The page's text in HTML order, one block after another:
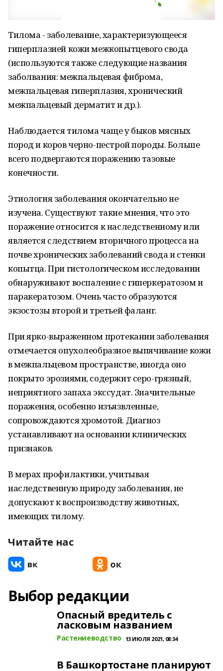
Тилома - заболевание, характеризующееся
гиперплазией кожи межкопытцевого свода
(используются также следующие названия
заболвания: межпальцевая фиброма,
межпальцевая гиперплазия, хронический
межпальцевый дерматит и др.).
Наблюдается тилома чаще у быков мясных
пород и коров черно-пестрой породы. Больше
всего подвергаются поражению тазовые
конечности.
Этиология заболевания окончательно не
изучена. Существуют такие мнения, что это
поражение относится к наследственному или
является следствием вторичного процесса на
почве хронических заболеваний свода и стенки
копытца. При гистологическом исследовании
обнаруживают воспаление с гиперкератозом и
паракератозом. Очень часто образуются
экзостозы второй и третьей фаланг.
При ярко-выраженном протекании заболевания
отмечается опухолеобразное выпячивание кожи
в межпальцевом пространстве, иногда оно
покрыто эрозиями, содержит серо-грязный,
неприятного запаха экссудат. Значительные
поражения, особенно изъязвленные,
сопровождаются хромотой. Диагноз
устанавливают на основании клинических
признаков.
В мерах профилактики, учитывая
наследственную природу заболевания, не
допускают к воспроизводству животных,
имеющих тилому.
Читайте нас
Выбор редакции
Опасный вредитель с
ласковым названием
Растениеводство 13 ИЮЛЯ 2021, 08:34
В Башкортостане планируют